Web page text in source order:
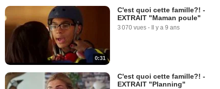
0:31
C'est quoi cette famille?! -
EXTRAIT "Maman poule"
3 070 vues - Il y a 9 ans
C'est quoi cette famille?! -
EXTRAIT "Planning"